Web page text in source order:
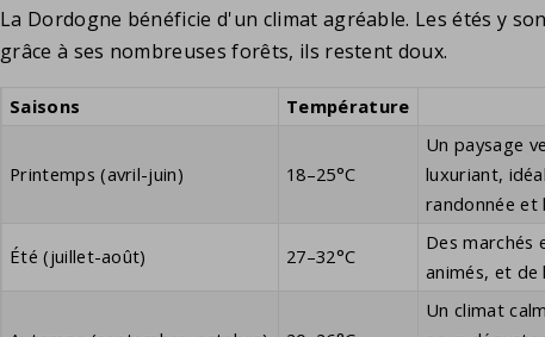
La Dordogne bénéficie d'un climat agréable. Les étés y
grâce à ses nombreuses forêts, ils restent doux.
Saisons Température
Printemps (avril-juin) 18–25°C
Un paysage
luxuriant,
randonnée et
Été (juillet-août) 27–32°C
Des marchés
animés, et de
Un climat